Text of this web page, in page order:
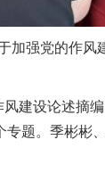
加强党的作风
建设论述摘编
题。 季彬彬